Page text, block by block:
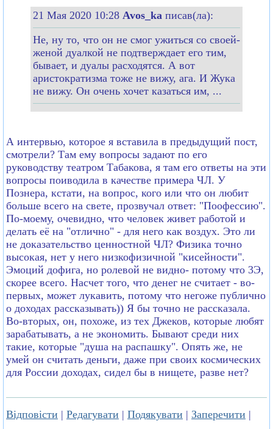
21 Мая 2020 10:28 Avos_ka писав(ла):
Не, ну то, что он не смог ужиться со своей-
женой дуалкой не подтверждает его тим,
бывает, и дуалы расходятся. А вот
аристократизма тоже не вижу, ага. И Жука
не вижу. Он очень хочет казаться им, ...
А интервью, которое я вставила в предыдущий пост,
смотрели? Там ему вопросы задают по его
руководству театром Табакова, я там его ответы на эти
вопросы поиводила в качестве примера ЧЛ. У
Познера, кстати, на вопрос, кого или что он любит
больше всего на свете, прозвучал ответ: "Поофессию".
По-моему, очевидно, что человек живет работой и
делать её на "отлично" - для него как воздух. Это ли
не доказательство ценностной ЧЛ? Физика точно
высокая, нет у него низкофизичной "кисейности".
Эмоций дофига, но ролевой не видно- потому что 3Э,
скорее всего. Насчет того, что денег не считает - во-
первых, может лукавить, потому что негоже публично
о доходах рассказывать)) Я бы точно не рассказала.
Во-вторых, он, похоже, из тех Джеков, которые любят
зарабатывать, а не экономить. Бывают среди них
такие, которые "душа на распашку". Опять же, не
умей он считать деньги, даже при своих космических
для России доходах, сидел бы в нищете, разве нет?
Відповісти | Редагувати | Подякувати | Заперечити |